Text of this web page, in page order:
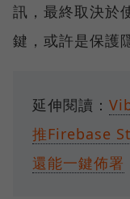
訊，最終取決於
鍵，或許是保護
延伸閱讀：
推Firebase
還能一鍵佈署